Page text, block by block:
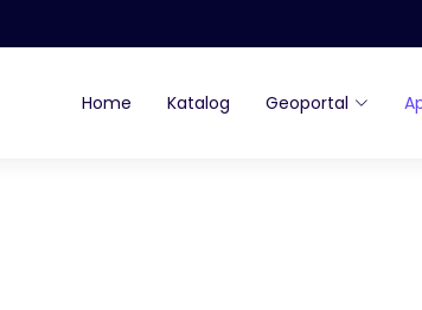
Home Katalog Geoportal